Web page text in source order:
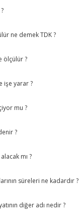
ne demek TDK ?
ölçülür ?
işe yarar ?
mu ?
?
mı ?
süreleri ne kadardır ?
diğer adı nedir ?